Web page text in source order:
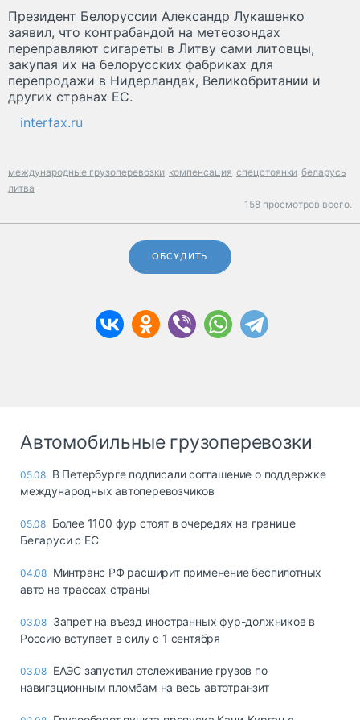
Президент Белоруссии Александр Лукашенко
заявил, что контрабандой на метеозондах
переправляют сигареты в Литву сами литовцы,
закупая их на белорусских фабриках для
перепродажи в Нидерландах, Великобритании и
других странах ЕС.
interfax.ru
международные грузоперевозки компенсация спецстоянки беларусь
литва
158 просмотров всего.
ОБСУДИТЬ
Автомобильные грузоперевозки
05.08 В Петербурге подписали соглашение о поддержке
международных автоперевозчиков
05.08 Более 1100 фур стоят в очередях на границе
Беларуси с ЕС
04.08 Минтранс РФ расширит применение беспилотных
авто на трассах страны
03.08 Запрет на въезд иностранных фур-должников в
Россию вступает в силу с 1 сентября
03.08 ЕАЭС запустил отслеживание грузов по
навигационным пломбам на весь автотранзит